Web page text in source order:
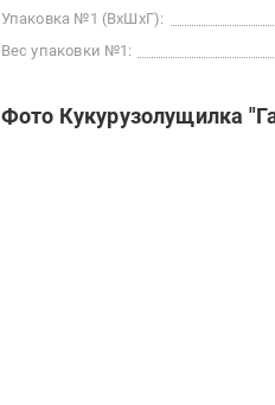
Упаковка №1 (ВхШхГ):
Вес упаковки №1:
Фото Кукурузолущилка